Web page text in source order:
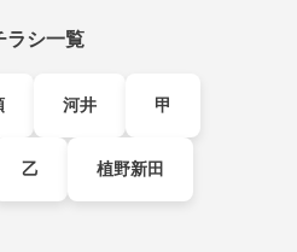
ラシ一覧
河井 甲
乙 植野新田